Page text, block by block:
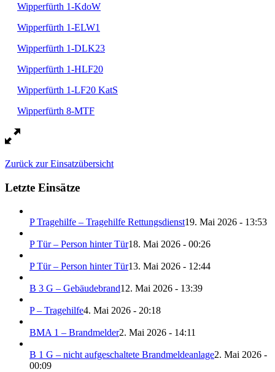
Wipperfürth 1-KdoW
Wipperfürth 1-ELW1
Wipperfürth 1-DLK23
Wipperfürth 1-HLF20
Wipperfürth 1-LF20 KatS
Wipperfürth 8-MTF
Zurück zur Einsatzübersicht
Letzte Einsätze
P Tragehilfe – Tragehilfe Rettungsdienst19. Mai 2026 - 13:53
P Tür – Person hinter Tür18. Mai 2026 - 00:26
P Tür – Person hinter Tür13. Mai 2026 - 12:44
B 3 G – Gebäudebrand12. Mai 2026 - 13:39
P – Tragehilfe4. Mai 2026 - 20:18
BMA 1 – Brandmelder2. Mai 2026 - 14:11
B 1 G – nicht aufgeschaltete Brandmeldeanlage2. Mai 2026 -
00:09